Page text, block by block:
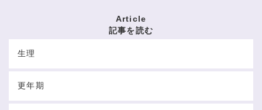
Article
記事を読む
生理
更年期